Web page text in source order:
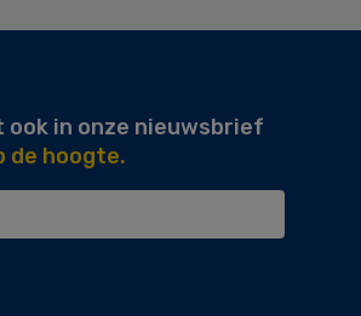
in onze nieuwsbrief
de hoogte.